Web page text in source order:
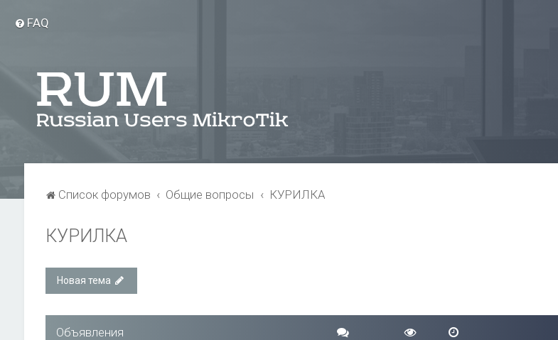
FAQ
Список форумов Общие вопросы КУРИЛКА
КУРИЛКА
Новая тема
Объявления